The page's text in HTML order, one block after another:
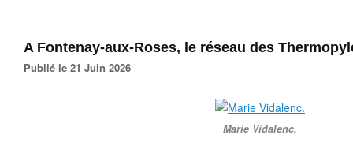
A Fontenay-aux-Roses, le réseau des
Publié le 21 Juin 2026
Marie Vidalenc.